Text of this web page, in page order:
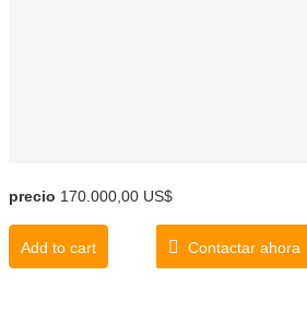
precio 170.000,00 US$
Add to cart Contactar ahora